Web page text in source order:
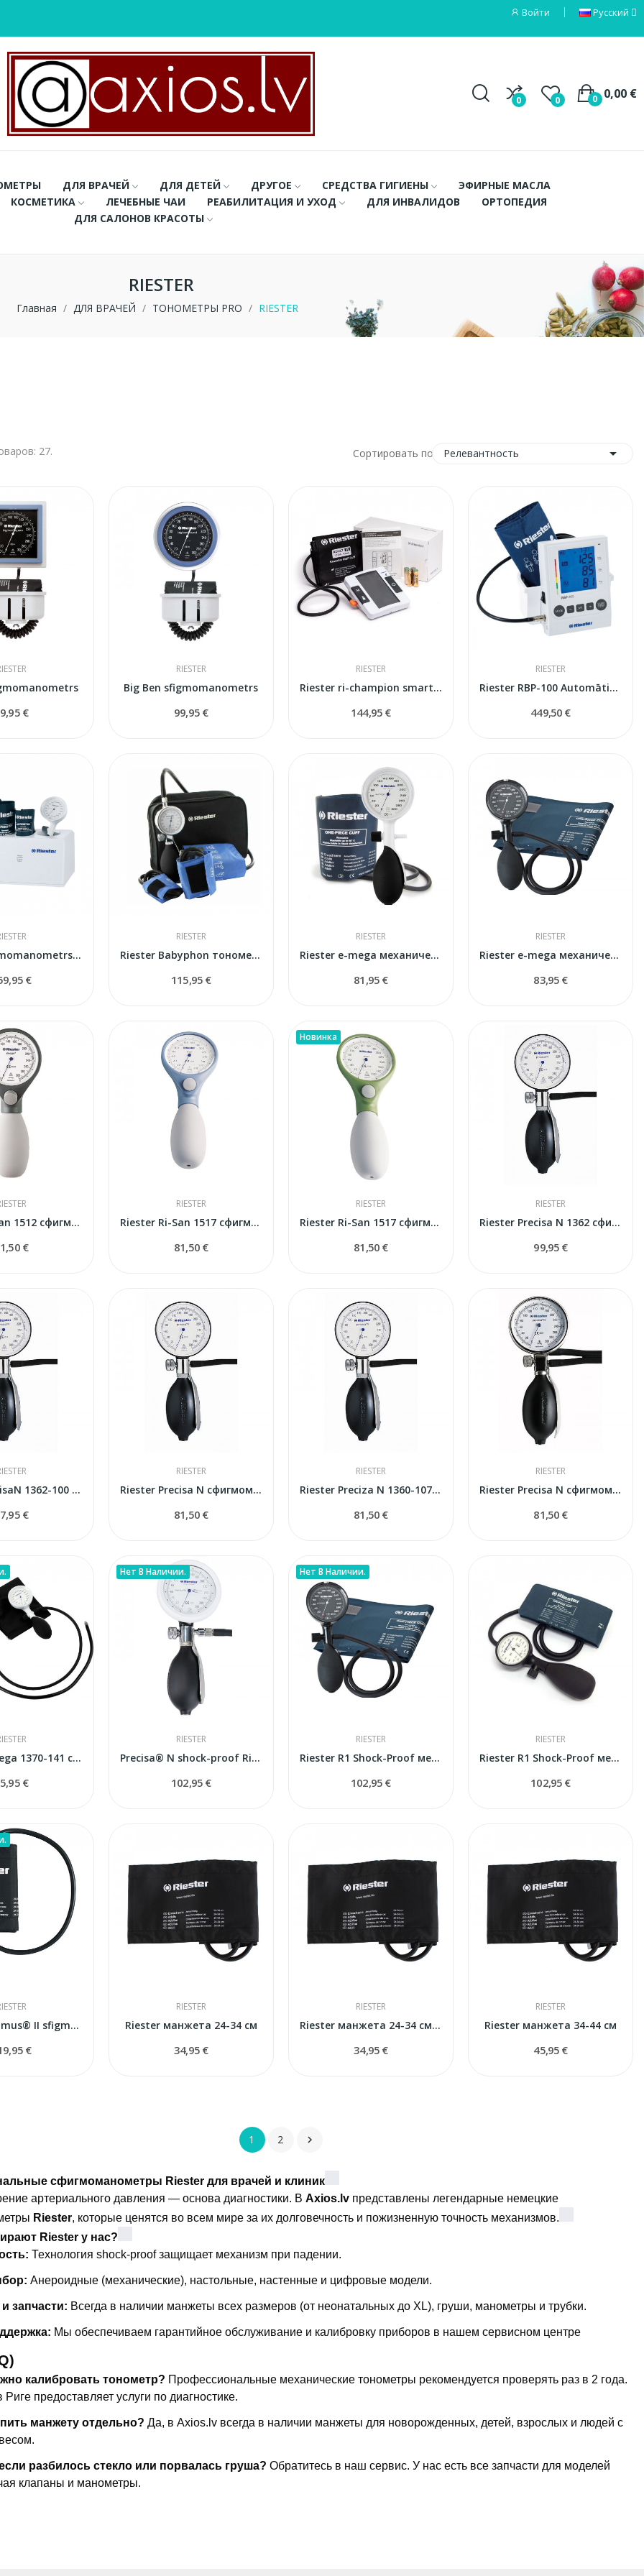
Войти Русский
0 0 0,00 €
0
ДЛЯ ВРАЧЕЙ ДЛЯ ДЕТЕЙ ДРУГОЕ СРЕДСТВА ГИГИЕНЫ
ЭФИРНЫЕ МАСЛА
КОСМЕТИКА
ЛЕЧЕБНЫЕ ЧАИ РЕАБИЛИТАЦИЯ И УХОД ДЛЯ ИНВАЛИДОВ
ОРТОПЕДИЯ
ДЛЯ САЛОНОВ КРАСОТЫ
RIESTER
Главная ДЛЯ ВРАЧЕЙ ТОНОМЕТРЫ PRO RIESTER
27. Сортировать по: Релевантность 
€
RIESTER
Big Ben sfigmomanometrs
99,95 €
RIESTER
Riester ri-champion smartPRO тонометр
144,95 €
RIESTER
Riester RBP-100 Automātiskais asinsspiediena...
449,50 €
Riester sfigmomanometrs komplekts 1372
€
RIESTER
Riester Babyphon тонометр для детей
115,95 €
RIESTER
Riester e-mega механический тонометр
81,95 €
RIESTER
Riester e-mega механический тонометр
83,95 €
Riester Ri-San 1512 сфигмоманометр
€
RIESTER
Riester Ri-San 1517 сфигмоманометр
81,50 €
Новинка
RIESTER
Riester Ri-San 1517 сфигмоманометр
81,50 €
RIESTER
Riester Precisa N 1362 сфигмоманометр
99,95 €
Riester PrecisaN 1362-100 сфигмоманометр
€
RIESTER
Riester Precisa N сфигмоманометр
81,50 €
RIESTER
Riester Preciza N 1360-107 сфигмоманометр
81,50 €
RIESTER
Riester Precisa N сфигмоманометр
81,50 €
Riester e-mega 1370-141 сфигмоманометр
€
Нет В Наличии.
RIESTER
Precisa® N shock-proof Riester sfigmomanometrs
102,95 €
Нет В Наличии.
RIESTER
Riester R1 Shock-Proof механический тонометр
102,95 €
RIESTER
Riester R1 Shock-Proof механический тонометр
102,95 €
Riester minimus® II sfigmomanometr
€
RIESTER
Riester манжета 24-34 см
34,95 €
RIESTER
Riester манжета 24-34 см 2 трубки
34,95 €
RIESTER
Riester манжета 34-44 см
45,95 €
1 2 
сфигмоманометры Riester для врачей и клиник
артериального давления — основа диагностики. В Axios.lvпредставлены легендарные немецкие
Riester, которые ценятся во всем мире за их долговечность и пожизненную точность механизмов.
Riester у нас?
Технология shock-proofзащищает механизм при падении.
Анероидные (механические), настольные, настенные и цифровые модели.
запчасти: Всегда в наличии манжеты всех размеров (от неонатальных до XL), груши, манометры и трубки.
Мы обеспечиваем гарантийное обслуживание и калибровку приборов в нашем сервисном центре
калибровать тонометр? Профессиональные механические тонометры рекомендуется проверять раз в 2 года.
предоставляет услуги по диагностике.
манжету отдельно? Да, в Axios.lv всегда в наличии манжеты для новорожденных, детей, взрослых и людей с
разбилось стекло или порвалась груша? Обратитесь в наш сервис. У нас есть все запчасти для моделей
клапаны и манометры.